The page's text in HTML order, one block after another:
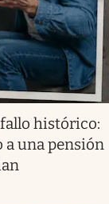
histórico:
a una pensión